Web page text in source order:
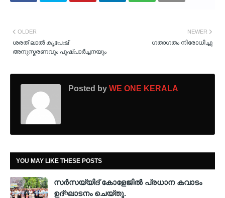
NEWER
ഗതാഗതം നിരോധിച്ചു
OLDER
ശരത് ലാല്‍ കൃപേഷ്
അനുസ്മരണവും പുഷ്പാര്‍ച്ചനയും
Posted by WE ONE KERALA
YOU MAY LIKE THESE POSTS
സർസയ്യിദ് കോളേജിൽ പ്രധാന കവാടം
ഉദ്ഘാടനം ചെയ്തു.